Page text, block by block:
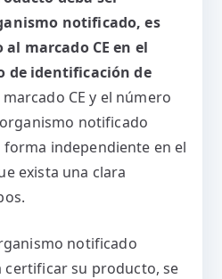
notificado, es
marcado CE en el
de identificación de
marcado CE y el número
notificado
independiente en el
exista una clara
notificado
certificar su producto, se